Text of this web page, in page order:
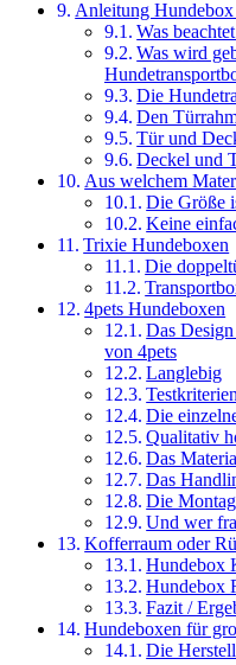
Anleitung Hundebox
Was
Was wird
Die
Den
Tür und
Deckel und
Aus welchem
Die Größe
Keine
Trixie Hundeboxen
Die
4pets Hundeboxen
Das
von 4pets
Langlebig
Die
Qualitativ
Das
Das
Die
Und wer
Kofferraum oder
Hundebox
Hundebox
Fazit /
Hundeboxen für
Die